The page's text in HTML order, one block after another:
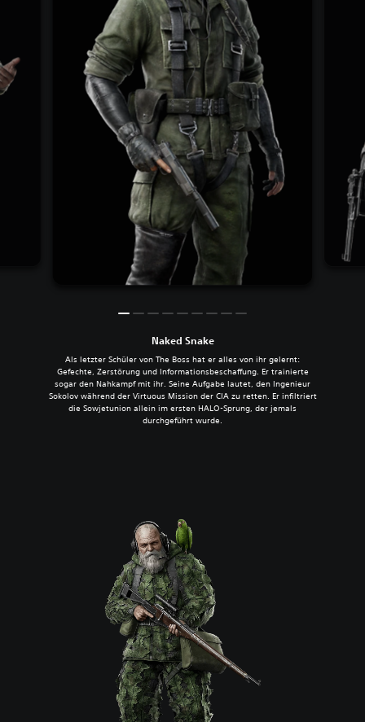
Naked Snake
Als letzter Schüler von The Boss hat er alles von ihr gelernt:
Gefechte, Zerstörung und Informationsbeschaffung. Er trainierte
sogar den Nahkampf mit ihr. Seine Aufgabe lautet, den Ingenieur
Sokolov während der Virtuous Mission der CIA zu retten. Er infiltriert
die Sowjetunion allein im ersten HALO-Sprung, der jemals
durchgeführt wurde.